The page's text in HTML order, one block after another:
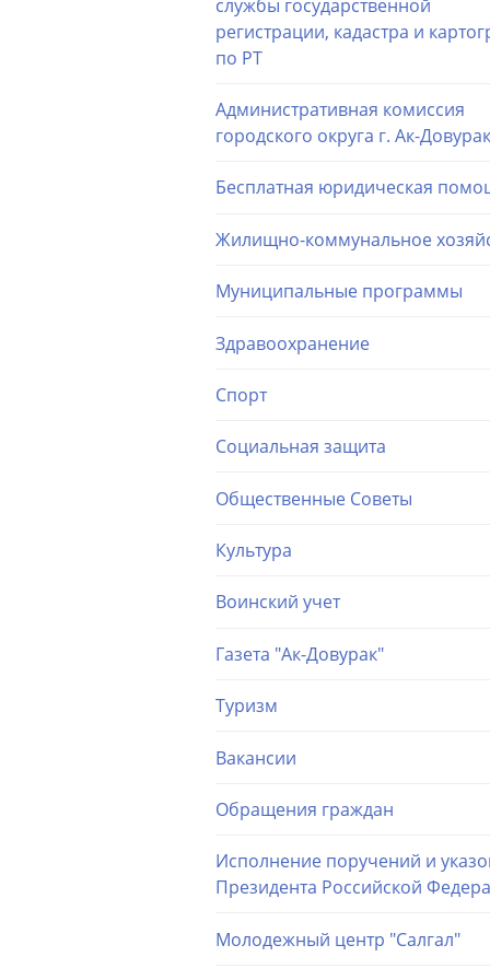
службы государственной
регистрации, кадастра и
по РТ
Административная комиссия
городского округа г. Ак-Довурак
Бесплатная юридическая
Жилищно-коммунальное
Муниципальные программы
Здравоохранение
Спорт
Социальная защита
Общественные Советы
Культура
Воинский учет
Газета "Ак-Довурак"
Туризм
Вакансии
Обращения граждан
Исполнение поручений и
Президента Российской
Молодежный центр "Салгал"